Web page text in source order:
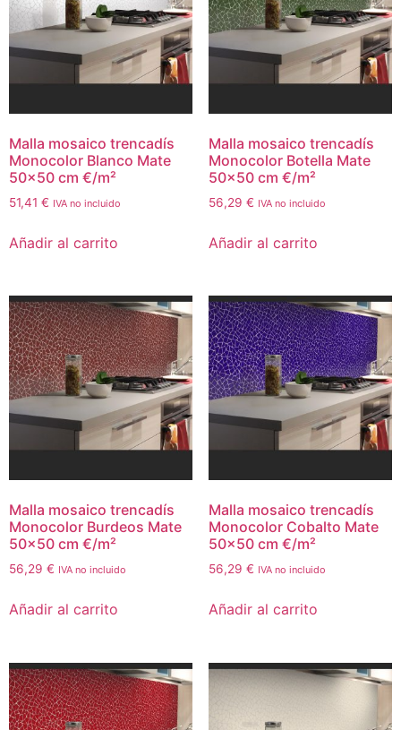
Malla mosaico trencadís
Monocolor Blanco Mate
50×50 cm €/m²
51,41 € IVA no incluido
Añadir al carrito
Malla mosaico trencadís
Monocolor Botella Mate
50×50 cm €/m²
56,29 € IVA no incluido
Añadir al carrito
Malla mosaico trencadís
Monocolor Burdeos Mate
50×50 cm €/m²
56,29 € IVA no incluido
Añadir al carrito
Malla mosaico trencadís
Monocolor Cobalto Mate
50×50 cm €/m²
56,29 € IVA no incluido
Añadir al carrito